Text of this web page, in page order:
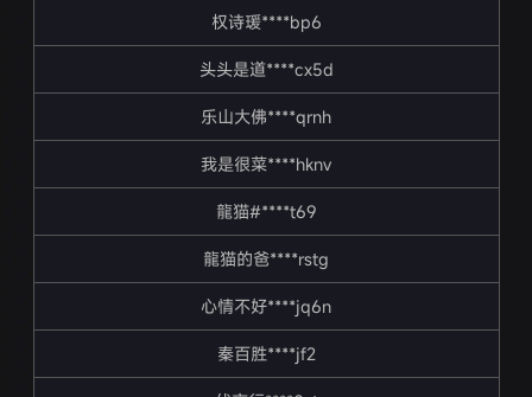
权诗瑗****bp6
头头是道****cx5d
乐山大佛****qrnh
我是很菜****hknv
龍猫#****t69
龍猫的爸****rstg
心情不好****jq6n
秦百胜****jf2